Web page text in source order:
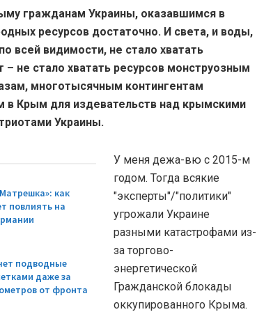
гражданам Украины, оказавшимся в
ресурсов достаточно. И света, и воды,
всей видимости, не стало хватать
– не стало хватать ресурсов монструозным
многотысячным контингентам
в Крым для издевательств над крымскими
Украины.
как
повлиять на
подводные
даже за
от фронта
У меня дежа-вю с 2015-м
годом. Тогда всякие
"эксперты"/"политики"
угрожали Украине
разными катастрофами из-
за торгово-
энергетической
Гражданской блокады
оккупированного Крыма.